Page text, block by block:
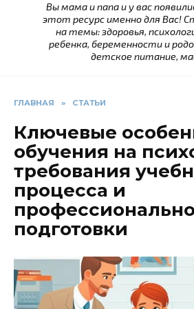
Вы мама и папа и у вас
этот ресурс именно для Вас!
на темы: здоровья,
ребенка, беременности и
детское питание,
ГЛАВНАЯ » СТАТЬИ
Ключевые
обучения на
требования
процесса и
подготовки